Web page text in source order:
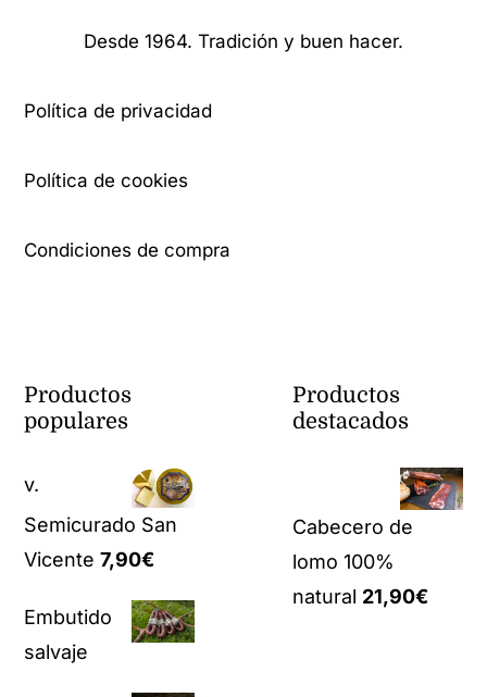
Desde 1964. Tradición y buen hacer.
Política de privacidad
Política de cookies
Condiciones de compra
Productos
populares
v.
Semicurado San
Vicente 7,90€
Embutido
salvaje
Productos
destacados
Cabecero de
lomo 100%
natural 21,90€